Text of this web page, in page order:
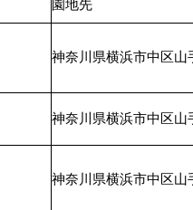
園地先
神奈川県横浜市中区山
神奈川県横浜市中区山
神奈川県横浜市中区山